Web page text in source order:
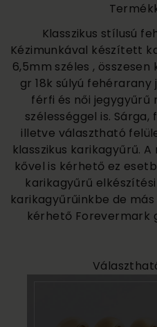
Klasszikus stílusú
Kézimunkával készített
6,5mm széles , összesen
gr 18k súlyú
férfi és női jegygyűrű
szélességgel is.
illetve választható
klasszikus karikagyűrű.
kővel is kérhető ez
karikagyűrű
karikagyűrűinkbe de
kérhető Forevermark